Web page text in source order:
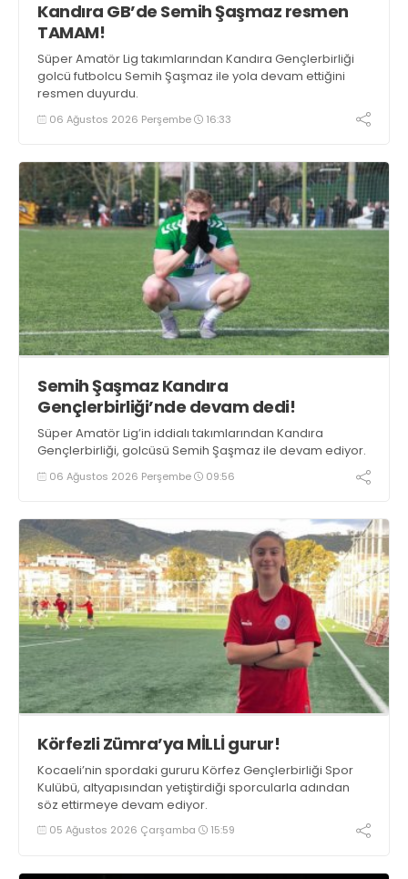
Kandıra GB’de Semih Şaşmaz resmen
TAMAM!
Süper Amatör Lig takımlarından Kandıra Gençlerbirliği
golcü futbolcu Semih Şaşmaz ile yola devam ettiğini
resmen duyurdu.
06 Ağustos 2026 Perşembe 16:33
Semih Şaşmaz Kandıra
Gençlerbirliği’nde devam dedi!
Süper Amatör Lig’in iddialı takımlarından Kandıra
Gençlerbirliği, golcüsü Semih Şaşmaz ile devam ediyor.
06 Ağustos 2026 Perşembe 09:56
Körfezli Zümra’ya MİLLİ gurur!
Kocaeli’nin spordaki gururu Körfez Gençlerbirliği Spor
Kulübü, altyapısından yetiştirdiği sporcularla adından
söz ettirmeye devam ediyor.
05 Ağustos 2026 Çarşamba 15:59